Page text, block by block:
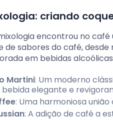
criando
encontrou no
de sabores do café,
em bebidas
Martini: Um moderno
elegante e
: Uma harmoniosa
: A adição de café a